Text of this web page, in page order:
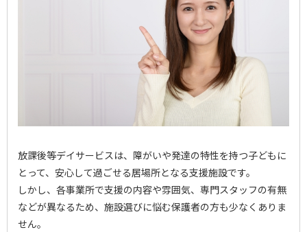
放課後等デイサービスは、障がいや発達の特性を持つ子どもに
とって、安心して過ごせる居場所となる支援施設です。
しかし、各事業所で支援の内容や雰囲気、専門スタッフの有無
などが異なるため、施設選びに悩む保護者の方も少なくありま
せん。